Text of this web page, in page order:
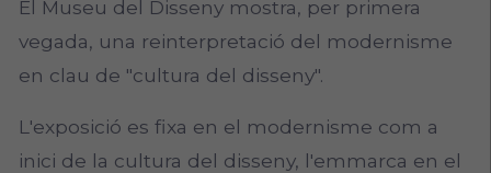
El Museu del Disseny mostra, per primera
vegada, una reinterpretació del modernisme
en clau de "cultura del disseny".
L'exposició es fixa en el modernisme com a
inici de la cultura del disseny, l'emmarca en el